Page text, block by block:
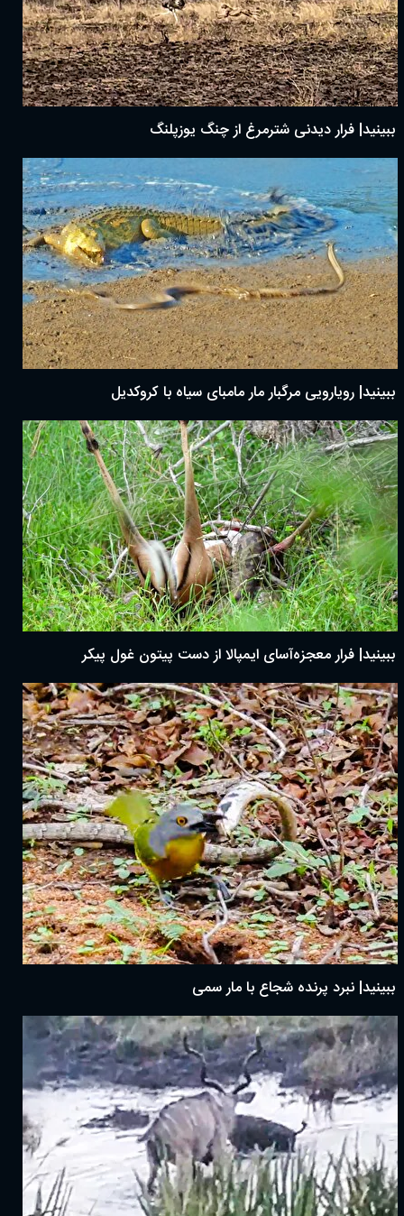
ببینید| فرار دیدنی شترمرغ از چنگ یوزپلنگ
ببینید| رویارویی مرگبار مار مامبای سیاه با کروکدیل
ببینید| فرار معجزه‌آسای ایمپالا از دست پیتون غول پیکر
ببینید| نبرد پرنده شجاع با مار سمی